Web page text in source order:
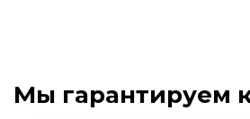
Мы гарантируем